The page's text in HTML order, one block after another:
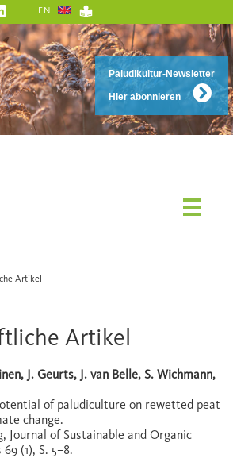
Paludikultur-Newsletter
Hier abonnieren
EN
Artikel
Artikel
J. Geurts, J. van Belle, S. Wichmann,
of paludiculture on rewetted peat
change.
Journal of Sustainable and Organic
(1), S. 5–8.